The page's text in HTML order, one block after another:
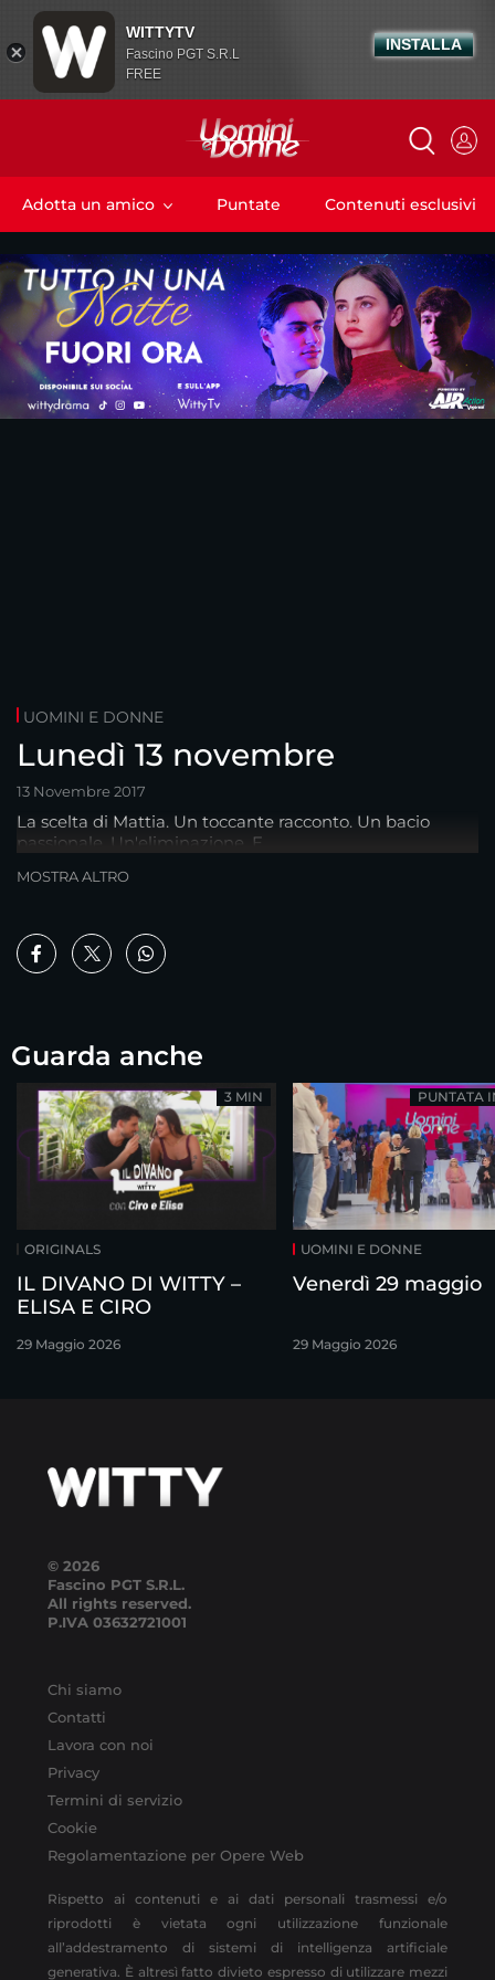
Adotta un amico Puntate Contenuti esclusivi
UOMINI E DONNE
Lunedì 13 novembre
13 Novembre 2017
La scelta di Mattia. Un toccante racconto. Un bacio
passionale. Un'eliminazione. E...
MOSTRA ALTRO
Guarda anche
ORIGINALS
IL DIVANO DI WITTY –
ELISA E CIRO
29 Maggio 2026
3 MIN
UOMINI E DONNE
Venerdì 29 maggio
29 Maggio 2026
PUNTATA
© 2026
Fascino PGT S.R.L.
All rights reserved.
P.IVA 03632721001
Chi siamo
Contatti
Lavora con noi
Privacy
Termini di servizio
Cookie
Regolamentazione per Opere Web
Rispetto ai contenuti e ai dati personali trasmessi e/o
riprodotti è vietata ogni utilizzazione funzionale
all’addestramento di sistemi di intelligenza artificiale
generativa. È altresì fatto divieto espresso di utilizzare mezzi
WITTYTV
Fascino PGT S.R.L
FREE
INSTALLA